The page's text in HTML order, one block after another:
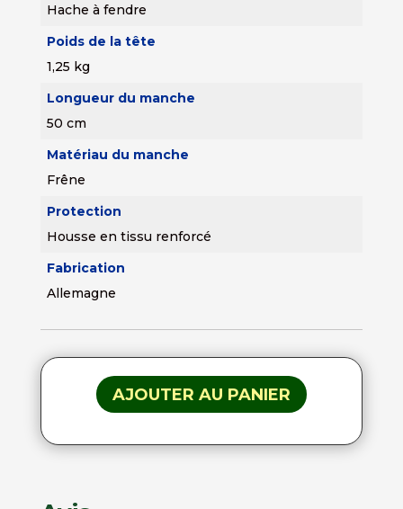
Hache à fendre
Poids de la tête
1,25 kg
Longueur du manche
50 cm
Matériau du manche
Frêne
Protection
Housse en tissu renforcé
Fabrication
Allemagne
AJOUTER AU PANIER